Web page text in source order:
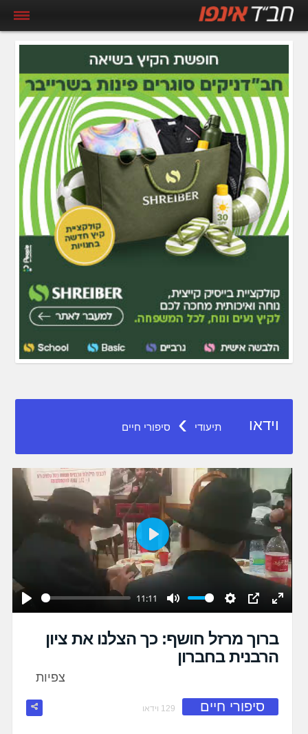
וידאו תיעודי › סיפורי חיים
Play
11:11
Mute Settings PIPEnter
fullscreen
Play
ברוך מרזל חושף: כך הצלנו את ציון
הרבנית בחברון
צפיות
סיפורי חיים 129 וידאו